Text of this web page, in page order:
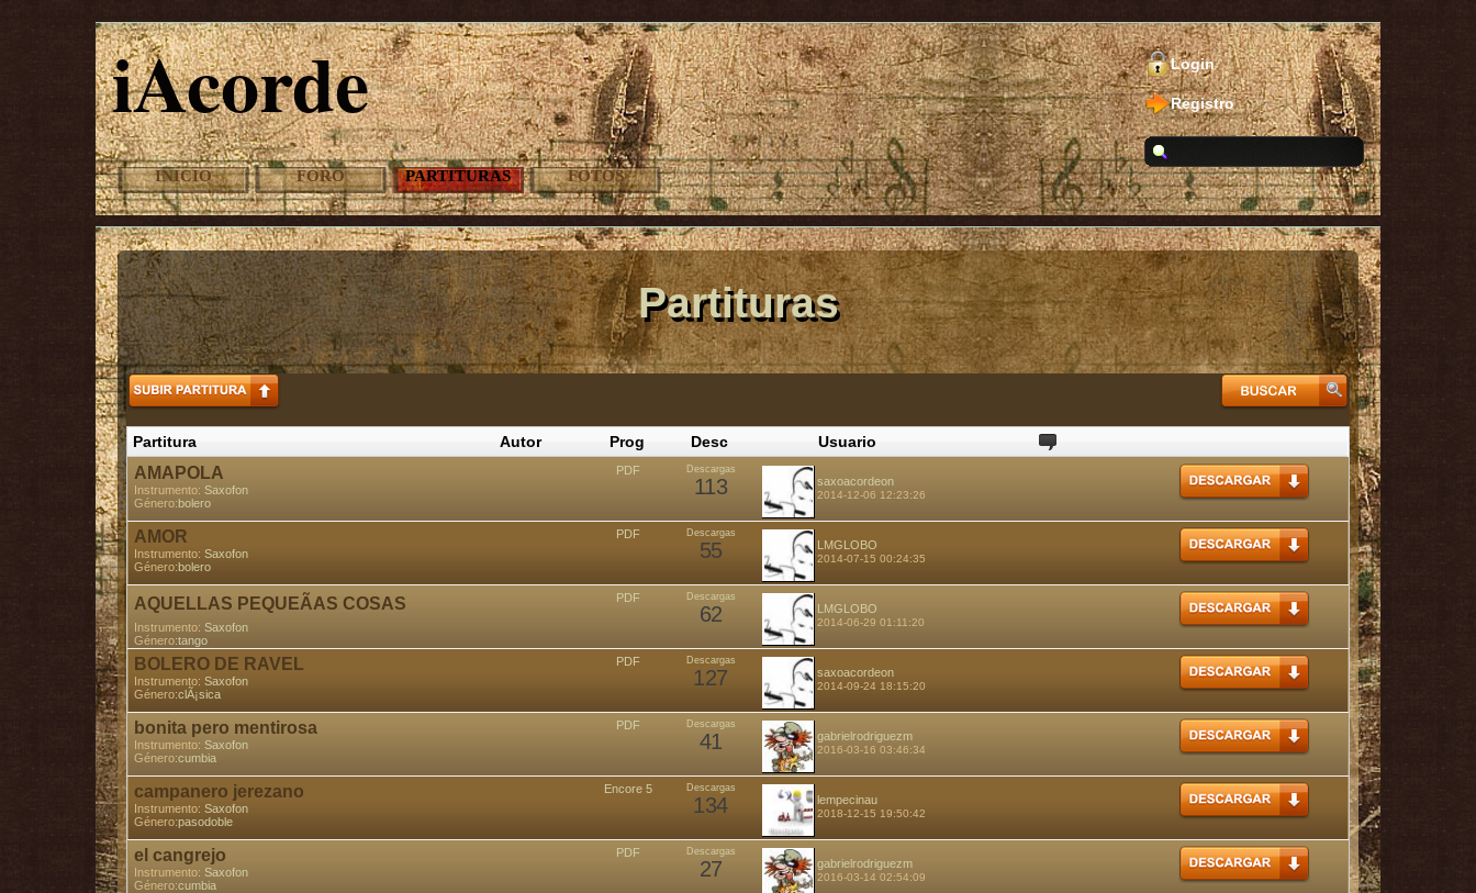
iAcorde Login
Registro
INICIO FORO PARTITURAS FOTOS
Partituras
Partitura Autor Prog Desc Usuario
AMAPOLA
Instrumento: Saxofon
Género:bolero
PDF Descargas
113 saxoacordeon
2014-12-06 12:23:26
AMOR
Instrumento: Saxofon
Género:bolero
PDF Descargas
55 LMGLOBO
2014-07-15 00:24:35
AQUELLAS PEQUEÃAS COSAS
Instrumento: Saxofon
Género:tango
PDF Descargas
62 LMGLOBO
2014-06-29 01:11:20
BOLERO DE RAVEL
Instrumento: Saxofon
Género:clÃ¡sica
PDF Descargas
127 saxoacordeon
2014-09-24 18:15:20
bonita pero mentirosa
Instrumento: Saxofon
Género:cumbia
PDF Descargas
41 gabrielrodriguezm
2016-03-16 03:46:34
campanero jerezano
Instrumento: Saxofon
Género:pasodoble
Encore 5 Descargas
134 lempecinau
2018-12-15 19:50:42
el cangrejo
Instrumento: Saxofon
Género:cumbia
PDF Descargas
27 gabrielrodriguezm
2016-03-14 02:54:09